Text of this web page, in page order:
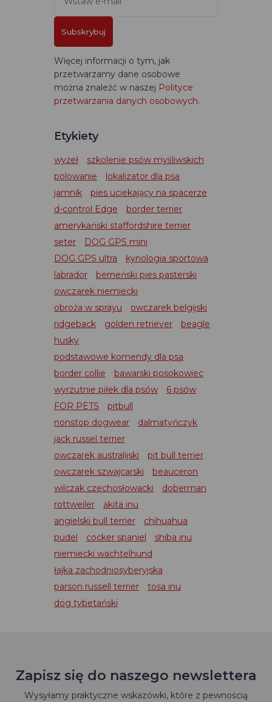
Subskrybuj
Więcej informacji o tym, jak
przetwarzamy dane osobowe
można znaleźć w naszej Polityce
przetwarzania danych osobowych.
Etykiety
wyżeł
szkolenie psów myśliwskich
polowanie
lokalizator dla psa
jamnik
pies uciekający na spacerze
d-control Edge
border terrier
amerykański staffordshire terrier
seter
DOG GPS mini
DOG GPS ultra
kynologia sportowa
labrador
berneński pies pasterski
owczarek niemiecki
obroża w sprayu
owczarek belgijski
ridgeback
golden retriever
beagle
husky
podstawowe komendy dla psa
border collie
bawarski posokowiec
wyrzutnie piłek dla psów
6 psów
FOR PETS
pitbull
nonstop dogwear
dalmatyńczyk
jack russel terrier
owczarek australijski
pit bull terrier
owczarek szwajcarski
beauceron
wilczak czechosłowacki
doberman
rottweiler
akita inu
angielski bull terrier
chihuahua
pudel
cocker spaniel
shiba inu
niemiecki wachtelhund
łajka zachodniosyberyjska
parson russell terrier
tosa inu
dog tybetański
Zapisz się do naszego newslettera
Wysyłamy praktyczne wskazówki, które z pewnością